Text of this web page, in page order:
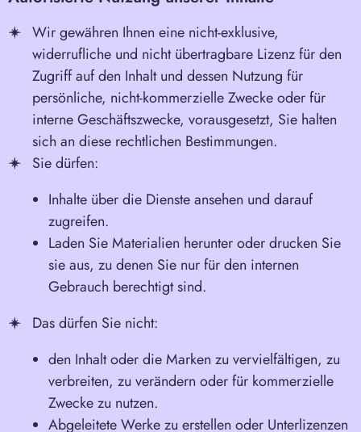
Wir gewähren Ihnen eine nicht-exklusive,
widerrufliche und nicht übertragbare Lizenz für den
Zugriff auf den Inhalt und dessen Nutzung für
persönliche, nicht-kommerzielle Zwecke oder für
interne Geschäftszwecke, vorausgesetzt, Sie halten
sich an diese rechtlichen Bestimmungen.
Sie dürfen:
Inhalte über die Dienste ansehen und darauf
zugreifen.
Laden Sie Materialien herunter oder drucken Sie
sie aus, zu denen Sie nur für den internen
Gebrauch berechtigt sind.
Das dürfen Sie nicht:
den Inhalt oder die Marken zu vervielfältigen, zu
verbreiten, zu verändern oder für kommerzielle
Zwecke zu nutzen.
Abgeleitete Werke zu erstellen oder Unterlizenzen